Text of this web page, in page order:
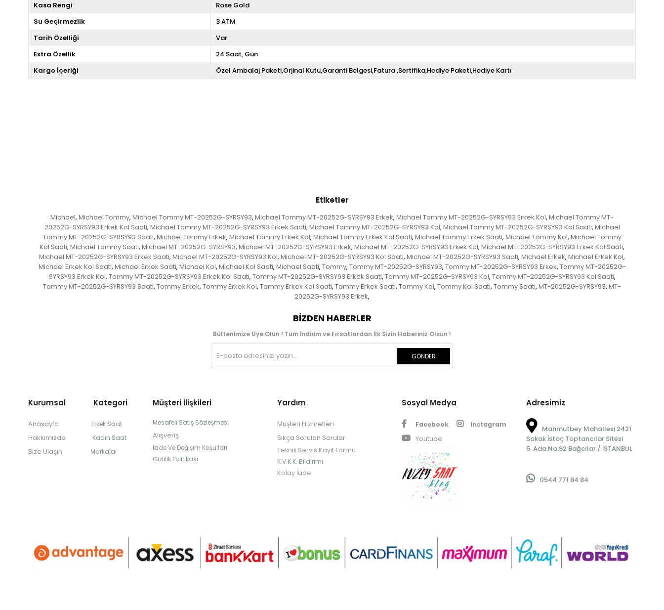
Kasa Rengi
Rose Gold
Su Geçirmezlik
3 ATM
Tarih Özelliği
Var
Extra Özellik
24 Saat Gün
Kargo İçeriği
Özel Ambalaj Paketi,Orjinal Kutu,Garanti Belgesi,Fatura ,Sertifika,Hediye Paketi,Hediye Kartı
Etiketler
Michael, Michael Tommy, Michael Tommy MT-20252G-SYRSY93, Michael Tommy MT-20252G-SYRSY93 Erkek, Michael Tommy MT-20252G-SYRSY93 Erkek Kol, Michael Tommy MT-
20252G-SYRSY93 Erkek Kol Saati, Michael Tommy MT-20252G-SYRSY93 Erkek Saati, Michael Tommy MT-20252G-SYRSY93 Kol, Michael Tommy MT-20252G-SYRSY93 Kol Saati, Michael
Tommy MT-20252G-SYRSY93 Saati, Michael Tommy Erkek, Michael Tommy Erkek Kol, Michael Tommy Erkek Kol Saati, Michael Tommy Erkek Saati, Michael Tommy Kol, Michael Tommy
Kol Saati, Michael Tommy Saati, Michael MT-20252G-SYRSY93, Michael MT-20252G-SYRSY93 Erkek, Michael MT-20252G-SYRSY93 Erkek Kol, Michael MT-20252G-SYRSY93 Erkek Kol Saati,
Michael MT-20252G-SYRSY93 Erkek Saati, Michael MT-20252G-SYRSY93 Kol, Michael MT-20252G-SYRSY93 Kol Saati, Michael MT-20252G-SYRSY93 Saati, Michael Erkek, Michael Erkek Kol,
Michael Erkek Kol Saati, Michael Erkek Saati, Michael Kol, Michael Kol Saati, Michael Saati, Tommy, Tommy MT-20252G-SYRSY93, Tommy MT-20252G-SYRSY93 Erkek, Tommy MT-20252G-
SYRSY93 Erkek Kol, Tommy MT-20252G-SYRSY93 Erkek Kol Saati, Tommy MT-20252G-SYRSY93 Erkek Saati, Tommy MT-20252G-SYRSY93 Kol, Tommy MT-20252G-SYRSY93 Kol Saati,
Tommy MT-20252G-SYRSY93 Saati, Tommy Erkek, Tommy Erkek Kol, Tommy Erkek Kol Saati, Tommy Erkek Saati, Tommy Kol, Tommy Kol Saati, Tommy Saati, MT-20252G-SYRSY93, MT-
20252G-SYRSY93 Erkek,
BIZDEN HABERLER
Bültenimize Üye Olun ! Tüm İndirim ve Fırsatlardan İlk Sizin Haberiniz Olsun !
GÖNDER
Kurumsal Kategori
Anasayfa Erkek Saat
Hakkımızda Kadın Saat
Bize Ulaşın Markalar
Müşteri İlişkileri
Mesafeli Satış Sözleşmesi
Alışveriş
İade Ve Değişim Koşulları
Gizlilik Politikası
Yardım
Müşteri Hizmetleri
Sıkça Sorulan Sorular
Teknik Servis Kayıt Formu
K.V.K.K. Bildirimi
Kolay İade
Sosyal Medya
Facebook Instagram
Youtube
Adresimiz
Mahmutbey Mahallesi 2421
Sokak İstoç Toptancılar Sitesi
5. Ada No:92 Bağcılar / İSTANBUL
0544 771 84 84